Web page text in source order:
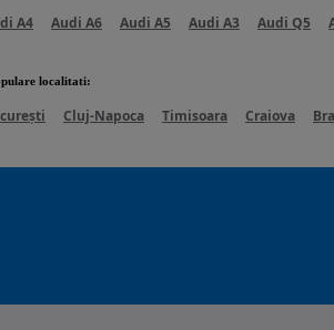
A4 Audi A6 Audi A5 Audi A3 Audi Q5
localitati:
Cluj-Napoca Timisoara Craiova